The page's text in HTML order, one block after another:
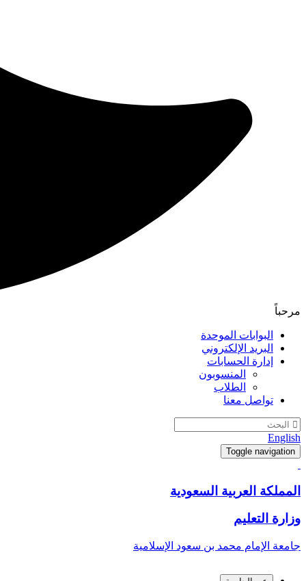
مرحباً
البوابات الموحدة
البريد الإلكتروني
إدارة الحسابات
المنسوبون
الطلاب
تواصل معنا
English
Toggle navigation
المملكة العربية السعودية
وزارة التعليم
جامعة الإمام محمد بن سعود الإسلامية